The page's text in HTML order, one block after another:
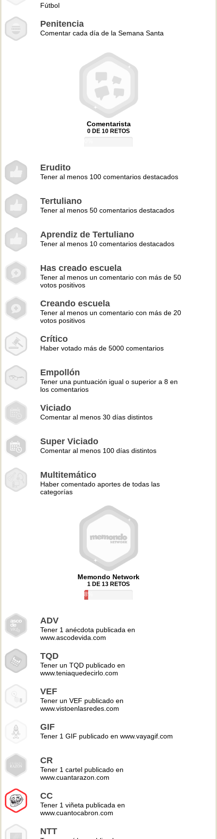
Fútbol
Penitencia
Comentar cada día de la Semana Santa
Comentarista
0 DE 10 RETOS
Erudito
Tener al menos 100 comentarios destacados
Tertuliano
Tener al menos 50 comentarios destacados
Aprendiz de Tertuliano
Tener al menos 10 comentarios destacados
Has creado escuela
Tener al menos un comentario con más de 50
votos positivos
Creando escuela
Tener al menos un comentario con más de 20
votos positivos
Crítico
Haber votado más de 5000 comentarios
Empollón
Tener una puntuación igual o superior a 8 en
los comentarios
Viciado
Comentar al menos 30 días distintos
Super Viciado
Comentar al menos 100 días distintos
Multitemático
Haber comentado aportes de todas las
categorías
Memondo Network
1 DE 13 RETOS
8%
ADV
Tener 1 anécdota publicada en
www.ascodevida.com
TQD
Tener un TQD publicado en
www.teniaquedecirlo.com
VEF
Tener un VEF publicado en
www.vistoenlasredes.com
GIF
Tener 1 GIF publicado en www.vayagif.com
CR
Tener 1 cartel publicado en
www.cuantarazon.com
CC
Tener 1 viñeta publicada en
www.cuantocabron.com
NTT